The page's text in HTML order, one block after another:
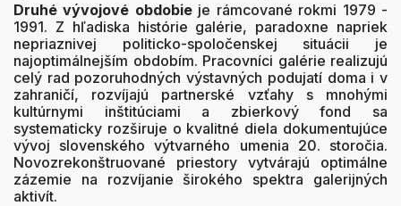
Druhé vývojové obdobieje rámcované rokmi 1979 -
1991. Z hľadiska histórie galérie, paradoxne napriek
nepriaznivej politicko-spoločenskej situácii je
najoptimálnejším obdobím. Pracovníci galérie realizujú
celý rad pozoruhodných výstavných podujatí doma i v
zahraničí, rozvíjajú partnerské vzťahy s mnohými
kultúrnymi inštitúciami a zbierkový fond sa
systematicky rozširuje o kvalitné diela dokumentujúce
vývoj slovenského výtvarného umenia 20. storočia.
Novozrekonštruované priestory vytvárajú optimálne
zázemie na rozvíjanie širokého spektra galerijných
aktivít.